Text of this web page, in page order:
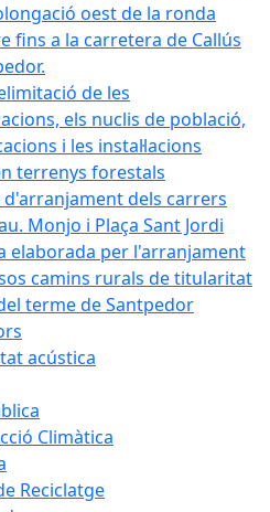
oest de la ronda
fins a la carretera de Callús
de les
els nuclis de població,
i les instal·lacions
terrenys forestals
d'arranjament dels carrers
Monjo i Plaça Sant Jordi
elaborada per l'arranjament
camins rurals de titularitat
terme de Santpedor
acústica
Climàtica
Reciclatge